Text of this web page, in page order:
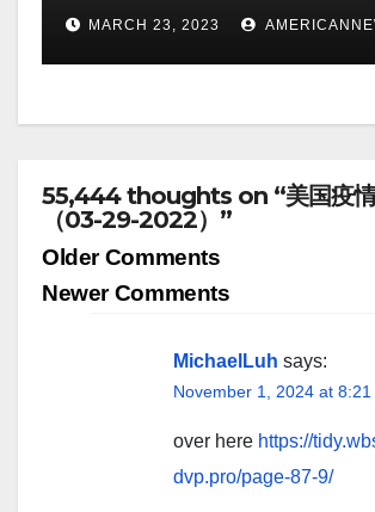
MARCH 23, 2023
55,444 thoughts on “美国疫
（03-29-2022）”
Comment
navigation
Older Comments
Newer Comments
MichaelLuh says:
November 1, 2024 at 8:21
over here https://
dvp.pro/page-87-9/